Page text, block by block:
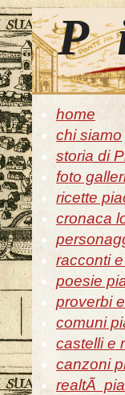
home
chi siamo
storia di
foto
ricette
cronaca
racconti
poesie
proverbi
comuni
castelli e
canzoni
realtÃ